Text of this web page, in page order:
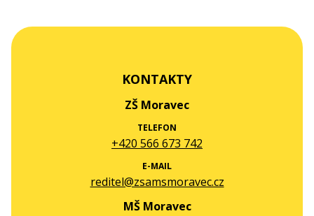
KONTAKTY
ZŠ Moravec
TELEFON
+420 566 673 742
E-MAIL
reditel@zsamsmoravec.cz
MŠ Moravec